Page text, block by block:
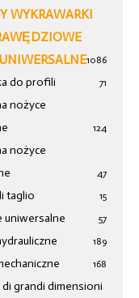
WYKRAWARKI
1086
do profili 71
nożyce
124
nożyce
47
taglio 15
uniwersalne 57
189
168
di grandi dimensioni